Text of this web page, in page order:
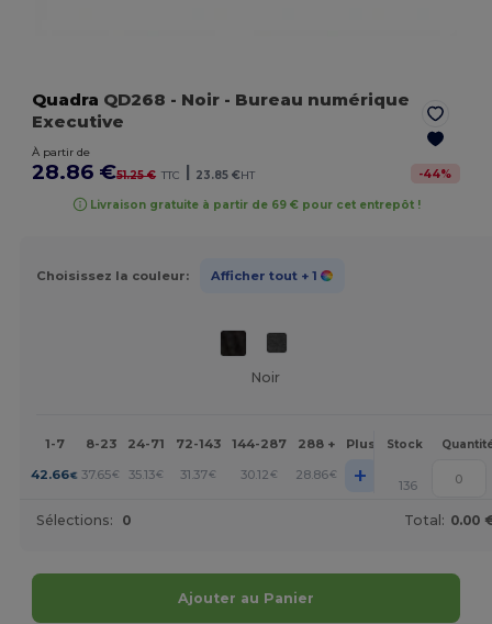
Quadra QD268 - Noir - Bureau numérique
Executive
À partir de
28.86 €51.25 € TTC | 23.85 €HT -44%
Livraison gratuite à partir de 69 € pour cet entrepôt !
Choisissez la couleur: Afficher tout + 1
Noir
1-7 8-23 24-71 72-143 144-287 288 + Plus Stock
42.66€ 37.65€ 35.13€ 31.37€ 30.12€ 28.86€ + 136
Sélections: 0 Total: 0.00
Ajouter au Panier